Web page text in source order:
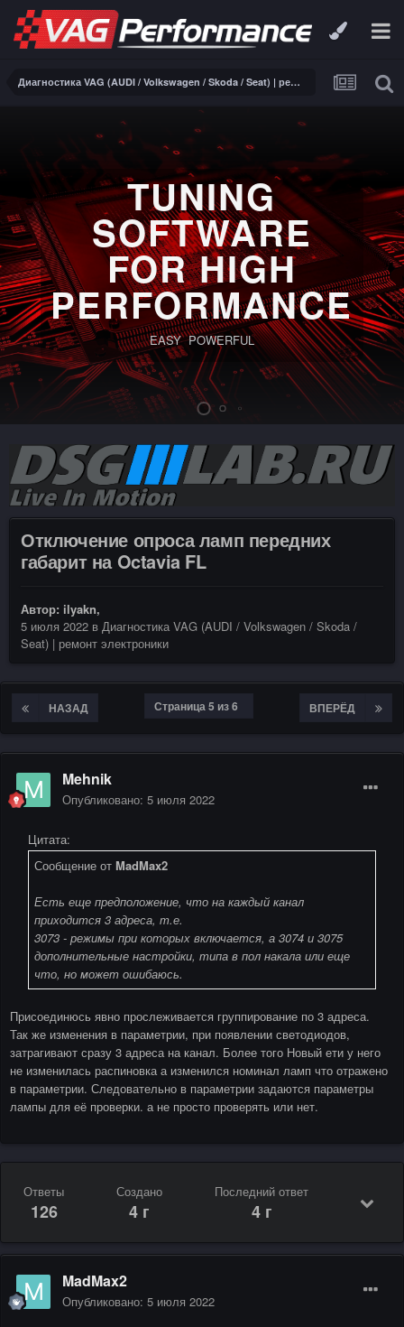
Диагностика VAG (AUDI / Volkswagen / Skoda / Seat) | ремонт электроники
PERFORMANCE
SOFTWARE
FOR DSG | S-
Tronic
Full reading and writing for TCUS Bosch ZF8HP45,
ZF8HP50, ZF8HP90 and Temic DQ250, DQ381 equipped
VAG.
Отключение опроса ламп передних
габарит на Octavia FL
Автор: ilyakn,
5 июля 2022 в Диагностика VAG (AUDI / Volkswagen / Skoda /
Seat) | ремонт электроники
НАЗАД ВПЕРЁД
Страница 5 из 6
Mehnik
Опубликовано: 5 июля 2022
Цитата:
Сообщение от MadMax2
Есть еще предположение, что на каждый канал
приходится 3 адреса, т.е.
3073 - режимы при которых включается, а 3074 и 3075
дополнительные настройки, типа в пол накала или еще
что, но может ошибаюсь.
Присоединюсь явно прослеживается группирование по 3 адреса.
Так же изменения в параметрии, при появлении светодиодов,
затрагивают сразу 3 адреса на канал. Более того Новый ети у него
не изменилась распиновка а изменился номинал ламп что отражено
в параметрии. Следовательно в параметрии задаются параметры
лампы для её проверки. а не просто проверять или нет.
Ответы
126
Создано
4 г
Последний ответ
4 г
MadMax2
Опубликовано: 5 июля 2022